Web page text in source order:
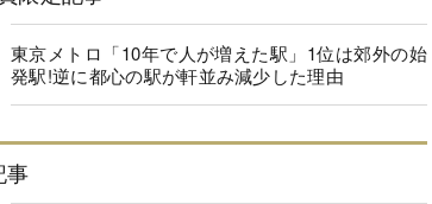
東京メトロ「10年で人が増えた駅」1位は郊外の始
発駅!逆に都心の駅が軒並み減少した理由
事